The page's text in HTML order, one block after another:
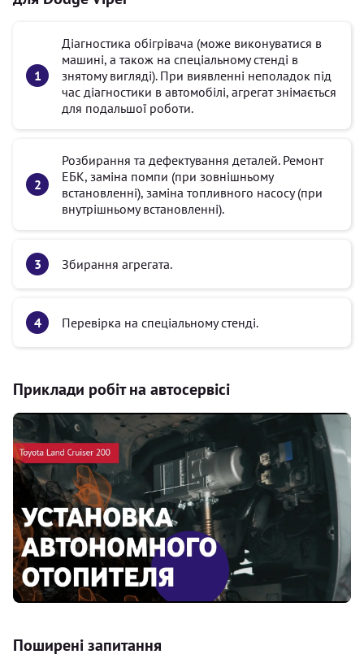
Діагностика обігрівача (може виконуватися в
машині, а також на спеціальному стенді в
знятому вигляді). При виявленні неполадок під
час діагностики в автомобілі, агрегат знімається
для подальшої роботи.
Розбирання та дефектування деталей. Ремонт
ЕБК, заміна помпи (при зовнішньому
встановленні), заміна топливного насосу (при
внутрішньому встановленні).
Збирання агрегата.
Перевірка на спеціальному стенді.
Приклади робіт на автосервісі
Поширені запитання